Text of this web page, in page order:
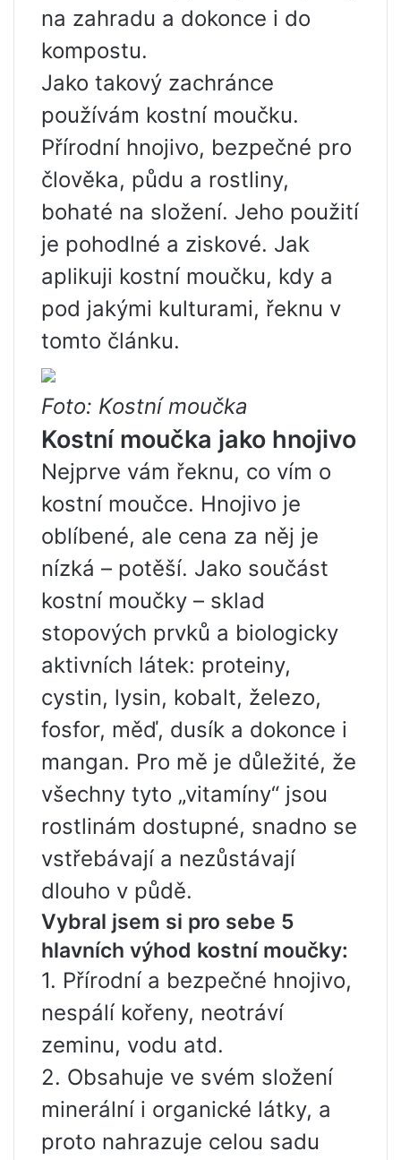
na zahradu a dokonce i do
kompostu.
Jako takový zachránce
používám kostní moučku.
Přírodní hnojivo, bezpečné pro
člověka, půdu a rostliny,
bohaté na složení. Jeho použití
je pohodlné a ziskové. Jak
aplikuji kostní moučku, kdy a
pod jakými kulturami, řeknu v
tomto článku.
Foto: Kostní moučka
Kostní moučka jako hnojivo
Nejprve vám řeknu, co vím o
kostní moučce. Hnojivo je
oblíbené, ale cena za něj je
nízká – potěší. Jako součást
kostní moučky – sklad
stopových prvků a biologicky
aktivních látek: proteiny,
cystin, lysin, kobalt, železo,
fosfor, měď, dusík a dokonce i
mangan. Pro mě je důležité, že
všechny tyto „vitamíny“ jsou
rostlinám dostupné, snadno se
vstřebávají a nezůstávají
dlouho v půdě.
Vybral jsem si pro sebe 5
hlavních výhod kostní moučky:
1. Přírodní a bezpečné hnojivo,
nespálí kořeny, neotráví
zeminu, vodu atd.
2. Obsahuje ve svém složení
minerální i organické látky, a
proto nahrazuje celou sadu